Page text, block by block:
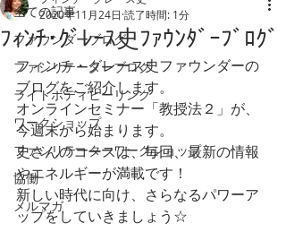
全ての記事
ファウンダーブログ
ファシリテーターブログ
ライトボディヒーリング
ワークショップ
ファシリテーターワークショップ
協働
メルマガ
ﾌｨﾝﾁ･ｸﾞﾚｰｽ史ﾌｧｳﾝﾀﾞｰﾌﾞﾛｸﾞ
2020年11月24日 読了時間: 1分
フィンチ・グレース史ファウンダーの
ブログをご紹介します。
オンラインセミナー「教授法２」が、
今週末から始まります。
史さんのコースは、毎回、最新の情報
やエネルギーが満載です！
新しい時代に向け、さらなるパワーア
ップをしていきましょう☆